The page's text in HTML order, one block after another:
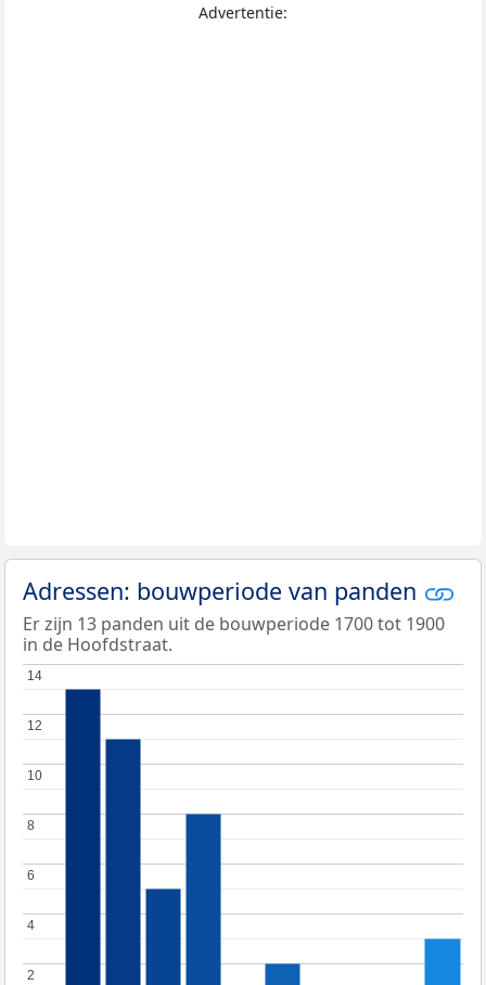
Advertentie:
Adressen: bouwperiode van panden
Er zijn 13 panden uit de bouwperiode 1700 tot 1900
in de Hoofdstraat.
2
2
4
4
6
6
8
8
10
10
12
12
14
14